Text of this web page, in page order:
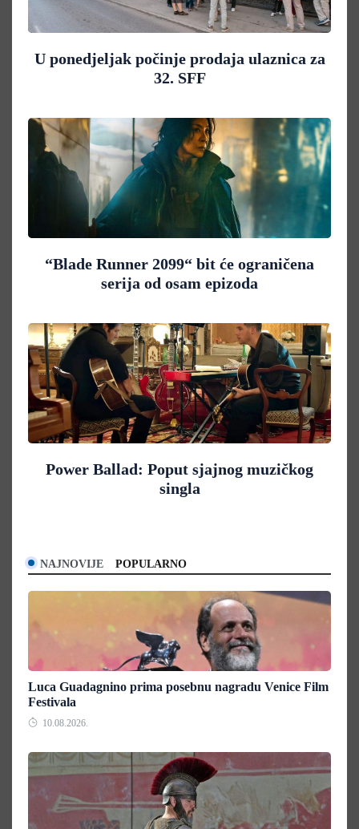
U ponedjeljak počinje prodaja ulaznica za
32. SFF
“Blade Runner 2099“ bit će ograničena
serija od osam epizoda
Power Ballad: Poput sjajnog muzičkog
singla
NAJNOVIJE POPULARNO
Luca Guadagnino prima posebnu nagradu Venice Film
Festivala
10.08.2026.